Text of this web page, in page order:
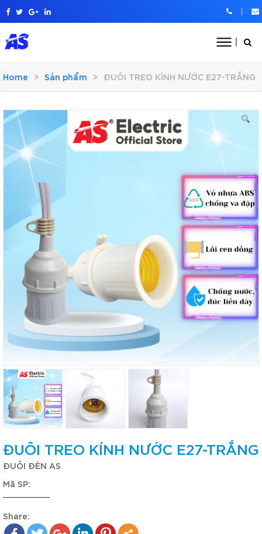
Home Sản phẩm ĐUÔI TREO KÍNH NƯỚC E27-TRẮNG
ĐUÔI TREO KÍNH NƯỚC E27-TRẮNG
ĐUÔI ĐÈN AS
Mã SP:
Share: